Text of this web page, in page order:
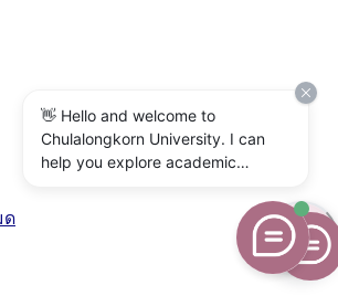
ด
👋 Hello and welcome to
Chulalongkorn University. I can
help you explore academic